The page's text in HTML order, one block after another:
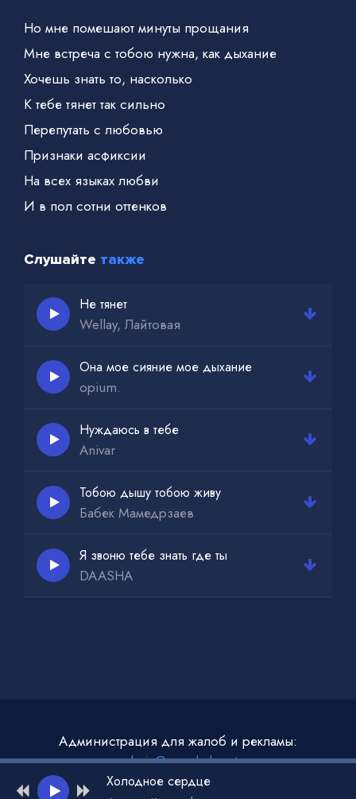
Но мне помешают минуты прощания
Мне встреча с тобою нужна, как дыхание
Хочешь знать то, насколько
К тебе тянет так сильно
Перепутать с любовью
Признаки асфиксии
На всех языках любви
И в пол сотни оттенков
Слушайте также
Не тянет
Wellay, Лайтовая
Она мое сияние мое дыхание
opium.
Нуждаюсь в тебе
Anivar
Тобою дышу тобою живу
Бабек Мамедрзаев
Я звоню тебе знать где ты
DAASHA
Администрация для жалоб и рекламы:
admin@muzdark.net
Холодное сердце